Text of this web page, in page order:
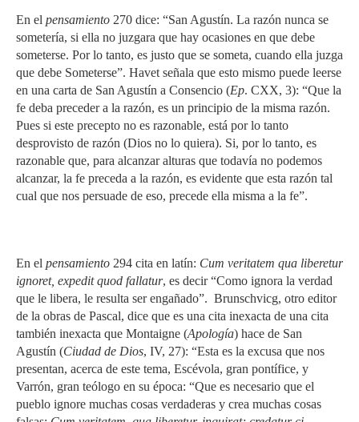
En el pensamiento 270 dice: “San Agustín. La razón nunca se
sometería, si ella no juzgara que hay ocasiones en que debe
someterse. Por lo tanto, es justo que se someta, cuando ella juzga
que debe Someterse”. Havet señala que esto mismo puede leerse
en una carta de San Agustín a Consencio (Ep. CXX, 3): “Que la
fe deba preceder a la razón, es un principio de la misma razón.
Pues si este precepto no es razonable, está por lo tanto
desprovisto de razón (Dios no lo quiera). Si, por lo tanto, es
razonable que, para alcanzar alturas que todavía no podemos
alcanzar, la fe preceda a la razón, es evidente que esta razón tal
cual que nos persuade de eso, precede ella misma a la fe”.
En el pensamiento 294 cita en latín: Cum veritatem qua liberetur
ignoret, expedit quod fallatur, es decir “Como ignora la verdad
que le libera, le resulta ser engañado”. Brunschvicg, otro editor
de la obras de Pascal, dice que es una cita inexacta de una cita
también inexacta que Montaigne (Apología) hace de San
Agustín (Ciudad de Dios, IV, 27): “Esta es la excusa que nos
presentan, acerca de este tema, Escévola, gran pontífice, y
Varrón, gran teólogo en su época: “Que es necesario que el
pueblo ignore muchas cosas verdaderas y crea muchas cosas